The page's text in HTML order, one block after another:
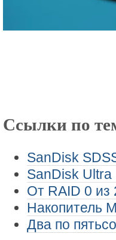
Ссылки по
SanDisk
SanDisk Ultra
От RAID 0 из
Накопитель
Два по